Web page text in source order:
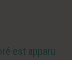
est apparu